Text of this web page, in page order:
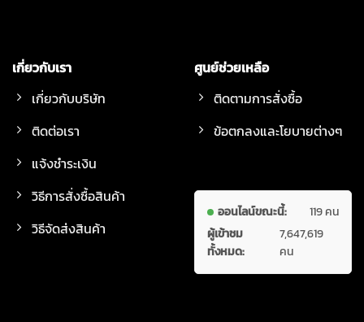
เกี่ยวกับเรา
เกี่ยวกับบริษัท
ติดต่อเรา
แจ้งชำระเงิน
วิธีการสั่งซื้อสินค้า
วิธีจัดส่งสินค้า
ศูนย์ช่วยเหลือ
ติดตามการสั่งซื้อ
ข้อตกลงและโยบายต่างๆ
ออนไลน์ขณะนี้:
119 คน
ผู้เข้าชม
ทั้งหมด:
7,647,619
คน